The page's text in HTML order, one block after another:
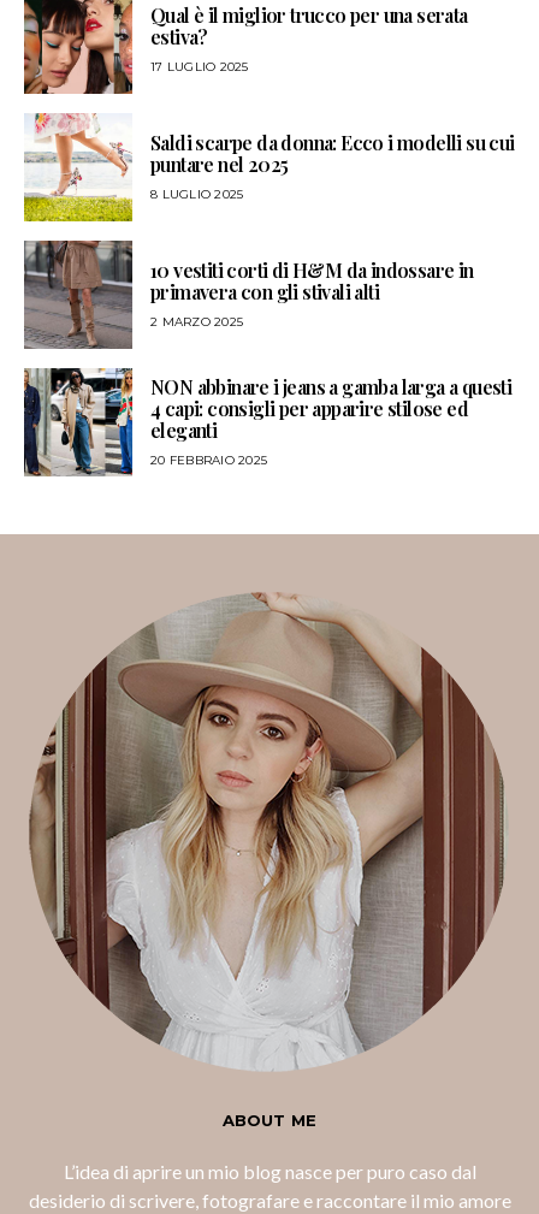
Qual è il miglior trucco per una serata
estiva?
17 LUGLIO 2025
Saldi scarpe da donna: Ecco i modelli su cui
puntare nel 2025
8 LUGLIO 2025
10 vestiti corti di H&M da indossare in
primavera con gli stivali alti
2 MARZO 2025
NON abbinare i jeans a gamba larga a questi
4 capi: consigli per apparire stilose ed
eleganti
20 FEBBRAIO 2025
ABOUT ME
L’idea di aprire un mio blog nasce per puro caso dal
desiderio di scrivere, fotografare e raccontare il mio amore